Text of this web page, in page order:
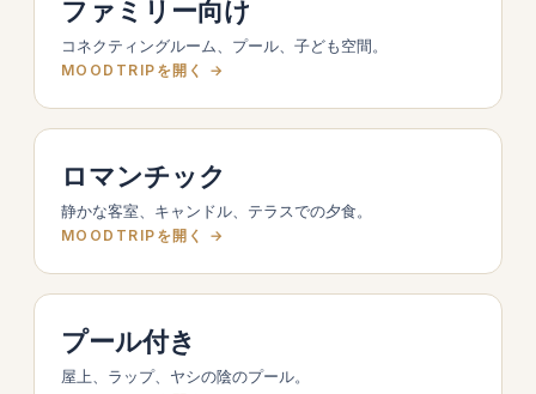
ファミリー向け
コネクティングルーム、プール、子ども空間。
MOODTRIPを開く →
ロマンチック
静かな客室、キャンドル、テラスでの夕食。
MOODTRIPを開く →
プール付き
屋上、ラップ、ヤシの陰のプール。